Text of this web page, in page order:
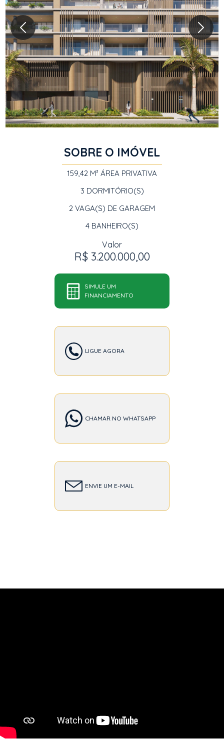
SOBRE O IMÓVEL
159,42 M² ÁREA PRIVATIVA
3 DORMITÓRIO(S)
2 VAGA(S) DE GARAGEM
4 BANHEIRO(S)
Valor
R$ 3.200.000,00
SIMULE UM
FINANCIAMENTO
LIGUE AGORA
CHAMAR NO WHATSAPP
ENVIE UM E-MAIL